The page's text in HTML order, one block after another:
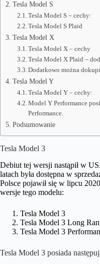
Tesla Model S
Tesla Model S – cechy:
Tesla Model S Plaid
Tesla Model X
Tesla Model X – cechy
Tesla Model X Plaid –
Dodatkowo można
Tesla Model Y
Tesla Model Y – cechy:
Model Y Performance
Performance.
Podsumowanie
Tesla Model 3
Debiut tej wersji nastąpił w
latach była dostępna w
Polsce pojawił się w lipcu
wersje tego modelu:
Tesla Model 3
Tesla Model 3 Long
Tesla Model 3
Tesla Model 3 posiada